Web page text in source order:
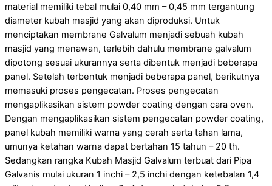
material memiliki tebal mulai 0,40 mm – 0,45 mm tergantung
diameter kubah masjid yang akan diproduksi. Untuk
menciptakan membrane Galvalum menjadi sebuah kubah
masjid yang menawan, terlebih dahulu membrane galvalum
dipotong sesuai ukurannya serta dibentuk menjadi beberapa
panel. Setelah terbentuk menjadi beberapa panel, berikutnya
memasuki proses pengecatan. Proses pengecatan
mengaplikasikan sistem powder coating dengan cara oven.
Dengan mengaplikasikan sistem pengecatan powder coating,
panel kubah memiliki warna yang cerah serta tahan lama,
umunya ketahan warna dapat bertahan 15 tahun – 20 th.
Sedangkan rangka Kubah Masjid Galvalum terbuat dari Pipa
Galvanis mulai ukuran 1 inchi – 2,5 inchi dengan ketebalan 1,4